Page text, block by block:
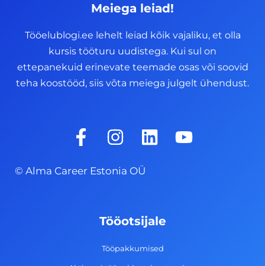
Meiega leiad!
Tööelublogi.ee lehelt leiad kõik vajaliku, et olla
kursis tööturu uudistega. Kui sul on
ettepanekuid erinevate teemade osas või soovid
teha koostööd, siis võta meiega julgelt ühendust.
F
a
e
I
n
s
t
g
a
L
i
d
n
Y
o
© Alma Career Estonia OÜ
Tööotsijale
Tööpakkumised